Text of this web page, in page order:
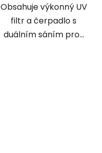
Obsahuje výkonný UV
filtr a čerpadlo s
duálním sáním pro...